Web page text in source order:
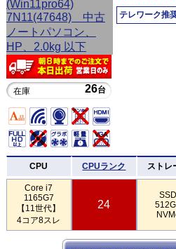
在庫 26台
テレワーク推
CPU CPUランク ストレ
Core i7
1165G7
【11世代】
4コア8スレ
24
SSD